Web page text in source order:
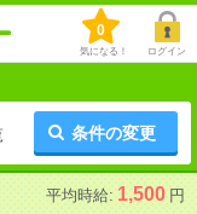
0
気になる！ ログイン
条件の変更
平均時給: 1,500 円